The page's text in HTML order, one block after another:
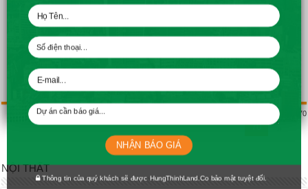
Người nước ngoài được quyền sở hữu nhà tại Việt Nam
30/03/2015
Page 70 of 70
« First ... 40 50
70
NỘI THẤT
Thông tin của quý khách sẽ được HungThinhLand.Co bảo mật tuyệt đối.
NHẬN BÁO GIÁ